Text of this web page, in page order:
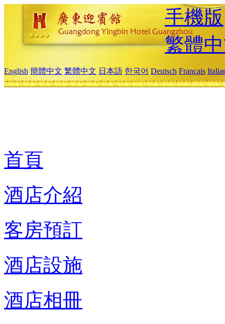
手機版
繁體
English 簡體中文 繁體中文 日本語 한국어 Deutsch Français
首頁
酒店介紹
客房預訂
酒店設施
酒店相冊